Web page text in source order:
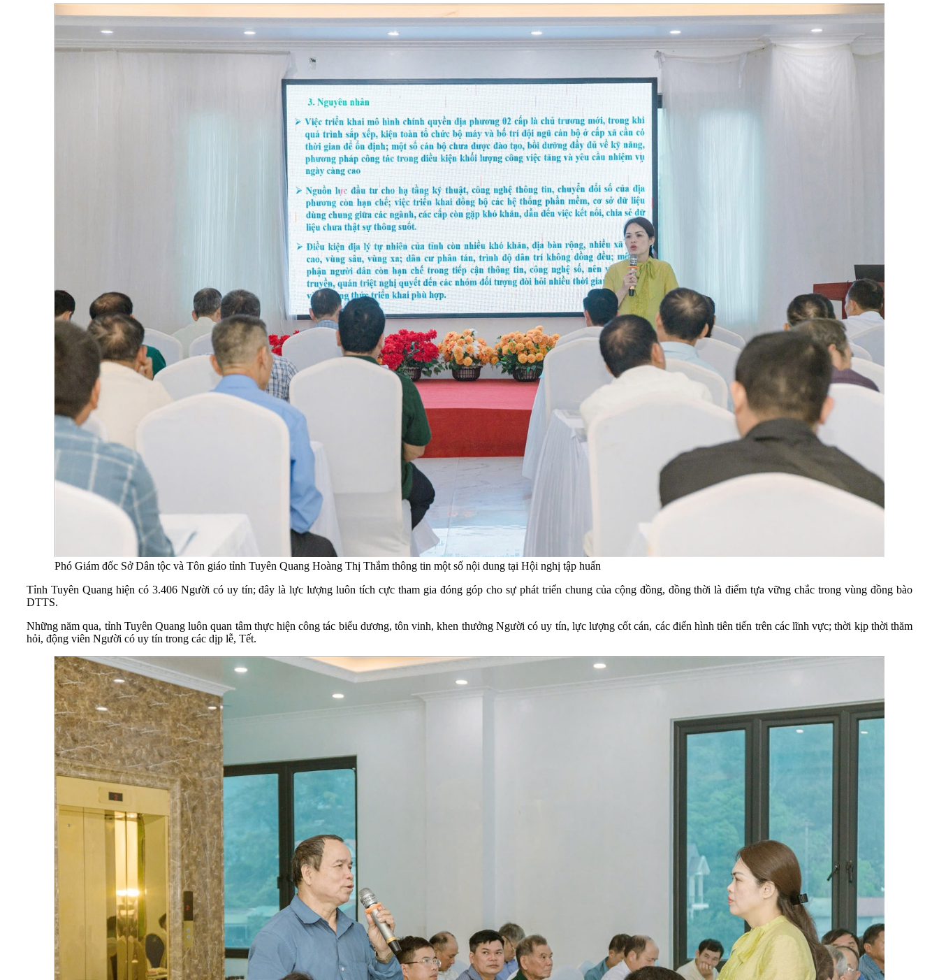
Phó Giám đốc Sở Dân tộc và Tôn giáo tỉnh Tuyên Quang Hoàng Thị Thắm thông tin một số nội dung tại Hội nghị tập huấn
Tỉnh Tuyên Quang hiện có 3.406 Người có uy tín; đây là lực lượng luôn tích cực tham gia đóng góp cho sự phát triển chung của cộng đồng, đồng thời là điểm tựa vững chắc trong vùng đồng bào
DTTS.
Những năm qua, tỉnh Tuyên Quang luôn quan tâm thực hiện công tác biểu dương, tôn vinh, khen thưởng Người có uy tín, lực lượng cốt cán, các điển hình tiên tiến trên các lĩnh vực; thời kịp thời thăm
hỏi, động viên Người có uy tín trong các dịp lễ, Tết.